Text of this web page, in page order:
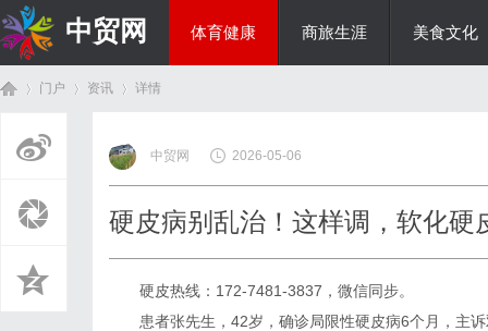
中贸网 体育健康 商旅生涯 美食文化
门户 资讯
›
详情
中贸网 2026-05-06
硬皮病别乱治！这样调，软化
硬皮热线：172-7481-3837，微信同步。
患者张先生，42岁，确诊局限性硬皮病6个月，主